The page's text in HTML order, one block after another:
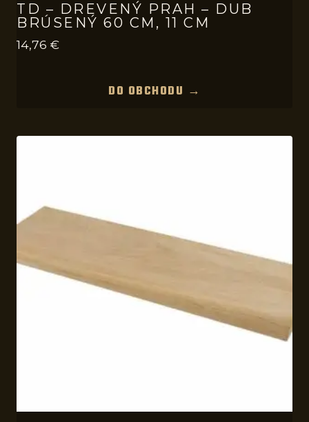
TD – DREVENÝ PRAH – DUB
BRÚSENÝ 60 CM, 11 CM
14,76 €
DO OBCHODU →